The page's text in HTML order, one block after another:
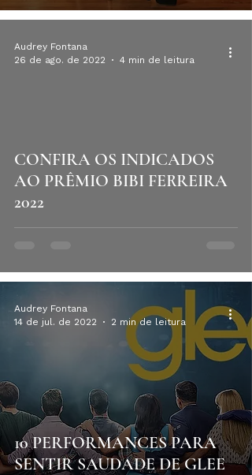
CONFIRA OS INDICADOS
AO PRÊMIO BIBI FERREIRA
2022
Audrey Fontana
26 de ago. de 2022
4 min de leitura
10 PERFORMANCES PARA
SENTIR SAUDADE DE GLEE
Audrey Fontana
14 de jul. de 2022
2 min de leitura